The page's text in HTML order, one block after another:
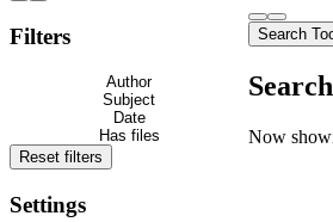
Filters
Author
Subject
Date
Has files
Reset filters
Settings
Search
Now